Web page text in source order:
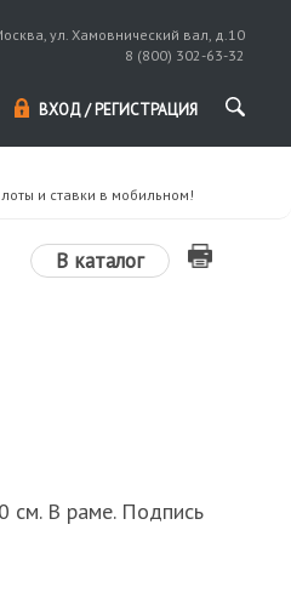
ул. Хамовнический вал, д.10
8 (800) 302-63-32
ВХОД / РЕГИСТРАЦИЯ
и ставки в мобильном!
В каталог
см. В раме. Подпись